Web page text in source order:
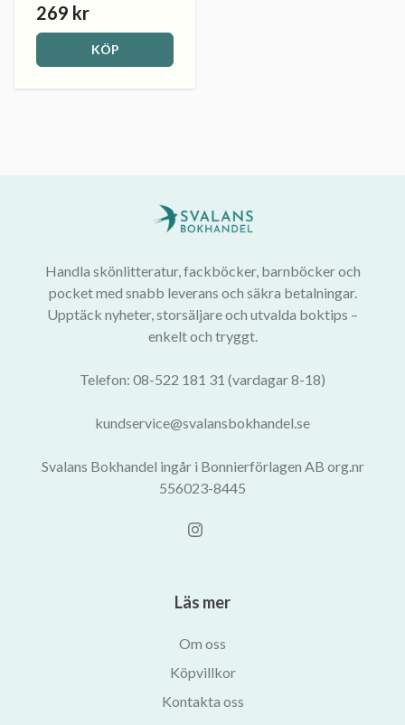
269 kr
KÖP
Handla skönlitteratur, fackböcker, barnböcker och
pocket med snabb leverans och säkra betalningar.
Upptäck nyheter, storsäljare och utvalda boktips –
enkelt och tryggt.
Telefon: 08-522 181 31 (vardagar 8-18)
kundservice@svalansbokhandel.se
Svalans Bokhandel ingår i Bonnierförlagen AB org.nr
556023-8445
Läs mer
Om oss
Köpvillkor
Kontakta oss